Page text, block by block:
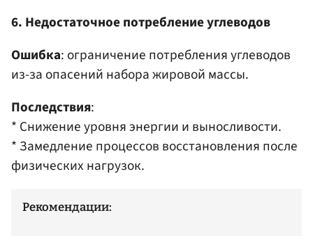
6. Недостаточное потребление углеводов
Ошибка: ограничение потребления углеводов
из-за опасений набора жировой массы.
Последствия:
* Снижение уровня энергии и выносливости.​
* Замедление процессов восстановления после
физических нагрузок.​
Рекомендации: